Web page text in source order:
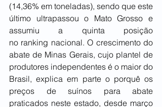
(14,36% em toneladas), sendo que este
último ultrapassou o Mato Grosso e
assumiu a quinta posição
no ranking nacional. O crescimento do
abate de Minas Gerais, cujo plantel de
produtores independentes é o maior do
Brasil, explica em parte o porquê os
preços de suínos para abate
praticados neste estado, desde março